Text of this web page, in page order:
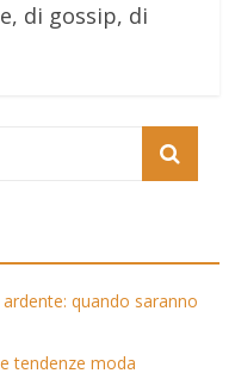
di gossip, di
quando saranno
tendenze moda